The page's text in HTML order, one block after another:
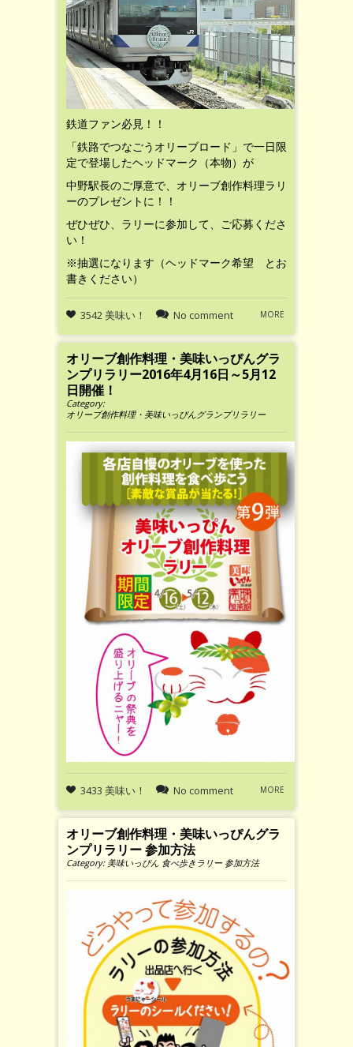
鉄道ファン必見！！
「鉄路でつなごうオリーブロード」で一日限
定で登場したヘッドマーク（本物）が
中野駅長のご厚意で、オリーブ創作料理ラリ
ーのプレゼントに！！
ぜひぜひ、ラリーに参加して、ご応募くださ
い！
※抽選になります（ヘッドマーク希望 とお
書きください）
3542 美味い！ No comment MORE
オリーブ創作料理・美味いっぴんグラ
ンプリラリー2016年4月16日～5月12
日開催！
Category:
オリーブ創作料理・美味いっぴんグランプリラリー
3433 美味い！ No comment MORE
オリーブ創作料理・美味いっぴんグラ
ンプリラリー 参加方法
Category: 美味いっぴん 食べ歩きラリー 参加方法